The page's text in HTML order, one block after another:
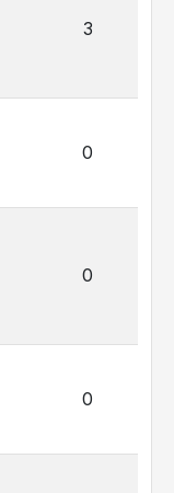
3
0
0
0